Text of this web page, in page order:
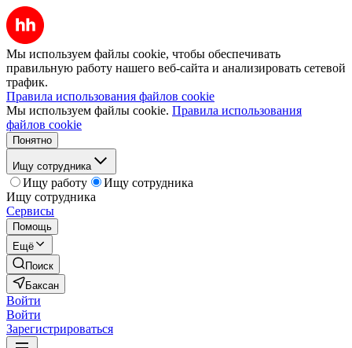
Мы используем файлы cookie, чтобы обеспечивать
правильную работу нашего веб-сайта и анализировать сетевой
трафик.
Правила использования файлов cookie
Мы используем файлы cookie. Правила использования
файлов cookie
Понятно
Ищу сотрудника
Ищу работу
Ищу сотрудника
Ищу сотрудника
Сервисы
Помощь
Ещё
Поиск
Баксан
Войти
Войти
Зарегистрироваться